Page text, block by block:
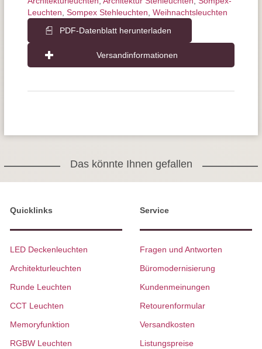
Leuchten Sompex Stehleuchten Weihnachtsleuchten
PDF-Datenblatt herunterladen
Versandinformationen
Das könnte Ihnen gefallen
Quicklinks
LED Deckenleuchten
Architekturleuchten
Runde Leuchten
CCT Leuchten
Memoryfunktion
RGBW Leuchten
Service
Fragen und Antworten
Büromodernisierung
Kundenmeinungen
Retourenformular
Versandkosten
Listungspreise